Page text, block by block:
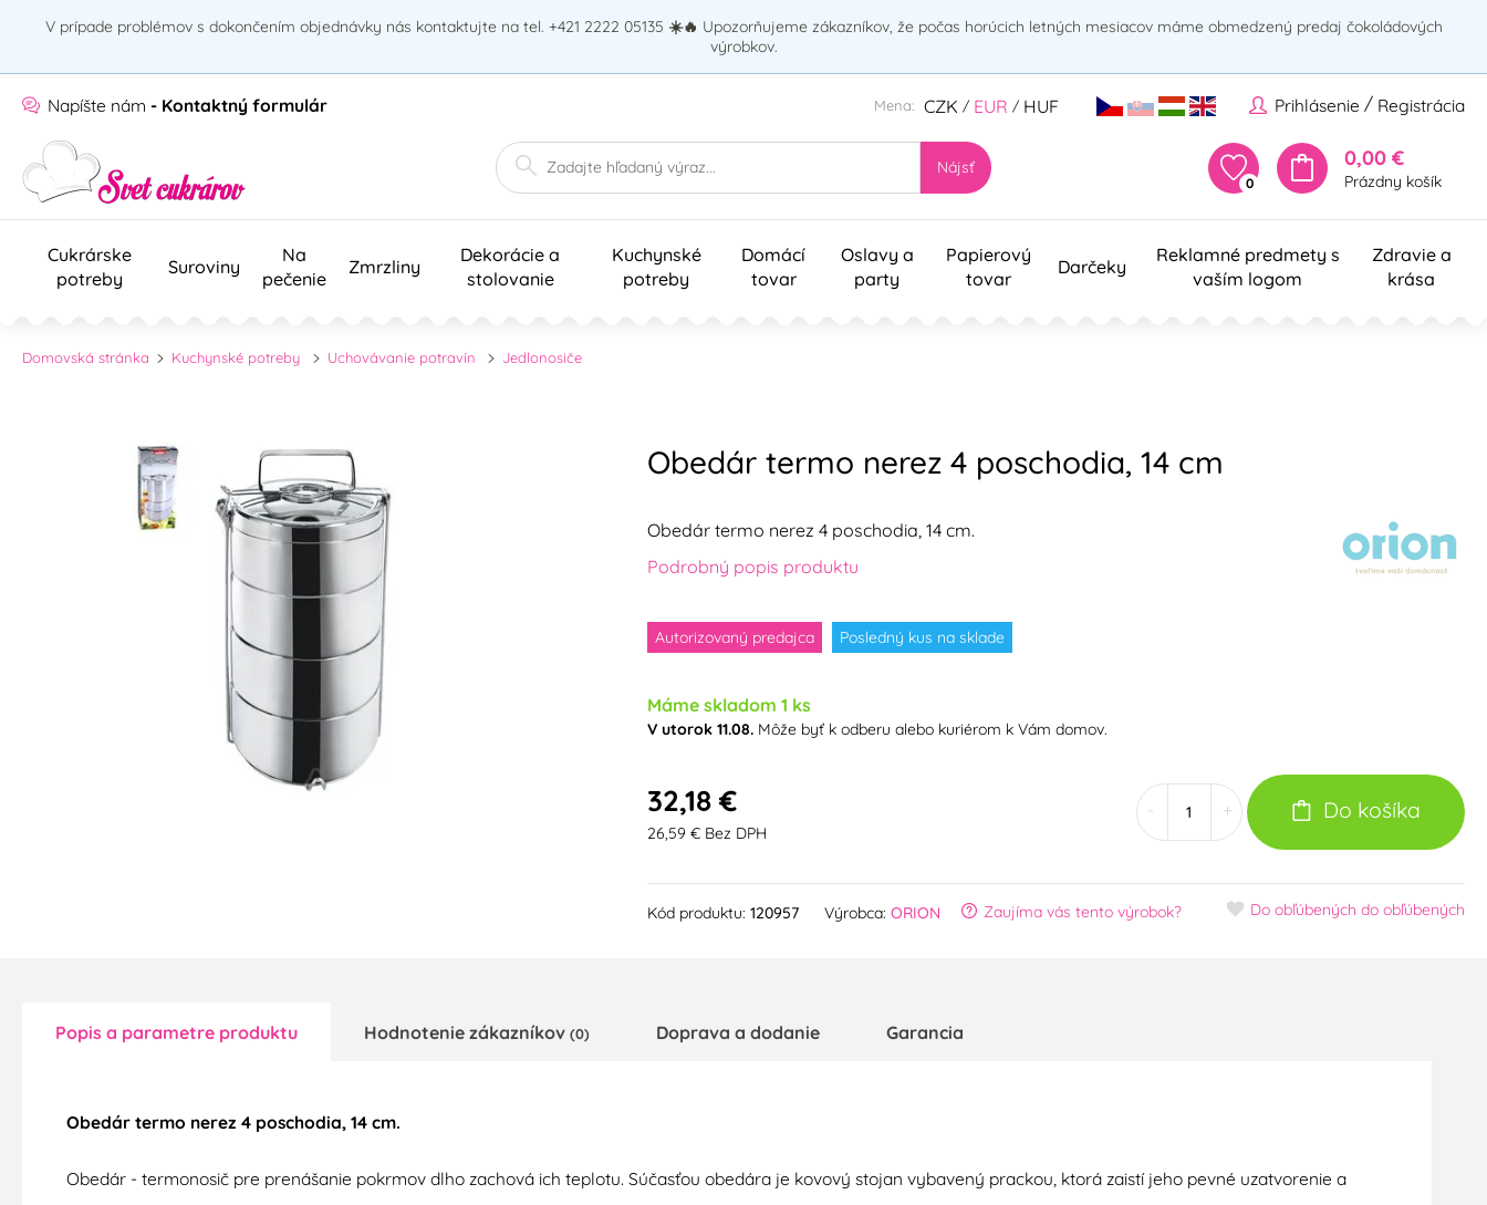
V prípade problémov s dokončením objednávky nás kontaktujte na tel. +421 2222 05135 ☀️🔥 Upozorňujeme zákazníkov, že počas horúcich letných mesiacov máme obmedzený predaj čokoládových
výrobkov.
Napíšte nám - Kontaktný formulár Prihlásenie / Registrácia
Mena: CZK / EUR / HUF
Nájsť
0
0,00 €
Prázdny košík
Cukrárske
potreby
Suroviny
Na
pečenie
Zmrzliny
Dekorácie a
stolovanie
Kuchynské
potreby
Domácí
tovar
Oslavy a
party
Papierový
tovar
Darčeky
Reklamné predmety s
vaším logom
Zdravie a
krása
Domovská stránka Kuchynské potreby Uchovávanie potravín Jedlonosiče
Obedár termo nerez 4 poschodia, 14 cm
Obedár termo nerez 4 poschodia, 14 cm.
Podrobný popis produktu
Autorizovaný predajca Posledný kus na sklade
Máme skladom 1 ks
V utorok 11.08.Môže byť k odberu alebo kuriérom k Vám domov.
32,18 €
26,59 € Bez DPH
+ Do košíka
Kód produktu: 120957 Výrobca: ORION Zaujíma vás tento výrobok? Do obľúbených do obľúbených
Popis a parametre produktu Hodnotenie zákazníkov (0) Doprava a dodanie Garancia
Obedár termo nerez 4 poschodia, 14 cm.
Obedár - termonosič pre prenášanie pokrmov dlho zachová ich teplotu. Súčasťou obedára je kovový stojan vybavený prackou, ktorá zaistí jeho pevné uzatvorenie a